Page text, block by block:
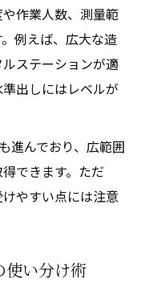
作業人数、測量範
例えば、広大な造
ステーションが適
出しにはレベルが
進んでおり、広範囲
できます。ただ
やすい点には注意
使い分け術